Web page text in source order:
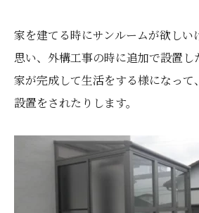
家を建てる時にサンルームが欲しい
思い、外構工事の時に追加で設置し
家が完成して生活をする様になって
設置をされたりします。